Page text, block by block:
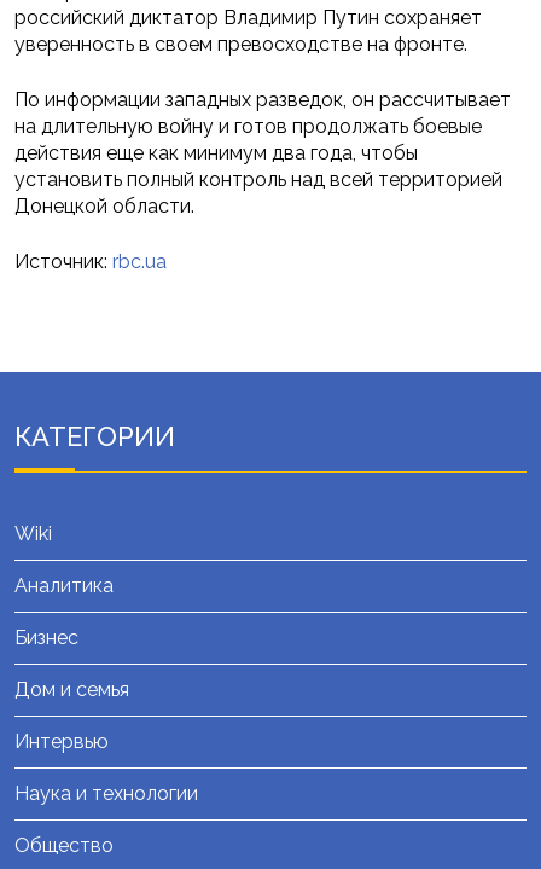
российский диктатор Владимир Путин сохраняет
уверенность в своем превосходстве на фронте.
По информации западных разведок, он рассчитывает
на длительную войну и готов продолжать боевые
действия еще как минимум два года, чтобы
установить полный контроль над всей территорией
Донецкой области.
Источник: rbc.ua
КАТЕГОРИИ
Wiki
Аналитика
Бизнес
Дом и семья
Интервью
Наука и технологии
Общество